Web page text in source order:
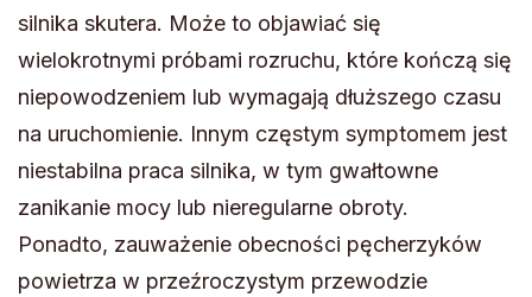
silnika skutera. Może to objawiać się
wielokrotnymi próbami rozruchu, które kończą się
niepowodzeniem lub wymagają dłuższego czasu
na uruchomienie. Innym częstym symptomem jest
niestabilna praca silnika, w tym gwałtowne
zanikanie mocy lub nieregularne obroty.
Ponadto, zauważenie obecności pęcherzyków
powietrza w przeźroczystym przewodzie